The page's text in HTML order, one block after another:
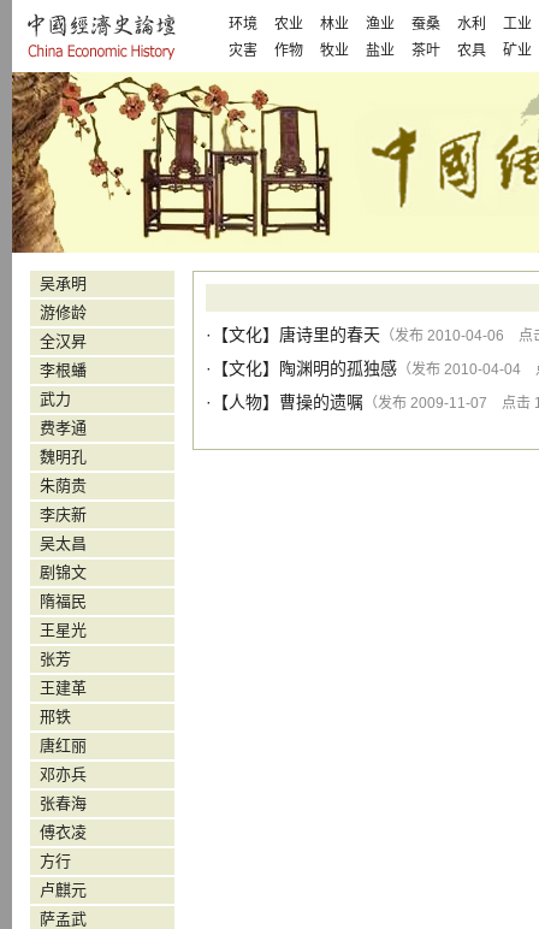
环境 农业 林业 渔业 蚕桑 水利
工业
灾害
作物 牧业 盐业 茶叶 农具 矿业
·【文化】 唐诗里的春天 （发布 2010-04-06 点
·【文化】 陶渊明的孤独感 （发布 2010-04-04
·【人物】 曹操的遗嘱 （发布 2009-11-07 点击
吴承明
游修龄
全汉昇
李根蟠
武力
费孝通
魏明孔
朱荫贵
李庆新
吴太昌
剧锦文
隋福民
王星光
张芳
王建革
邢铁
唐红丽
邓亦兵
张春海
傅衣凌
方行
卢麒元
萨孟武